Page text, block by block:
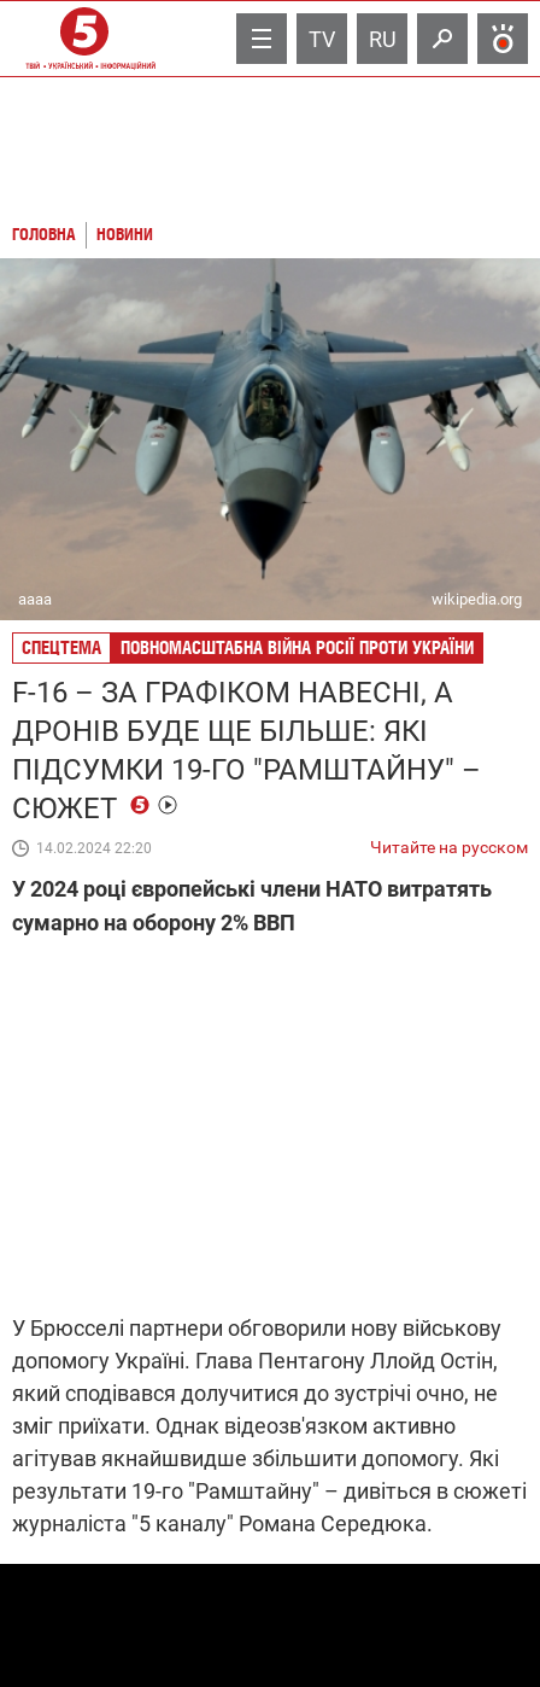
TV RU
ГОЛОВНА НОВИНИ
аааа wikipedia.org
СПЕЦТЕМА ПОВНОМАСШТАБНА ВІЙНА РОСІЇ ПРОТИ УКРАЇНИ
F-16 – ЗА ГРАФІКОМ НАВЕСНІ, А
ДРОНІВ БУДЕ ЩЕ БІЛЬШЕ: ЯКІ
ПІДСУМКИ 19-ГО "РАМШТАЙНУ" –
СЮЖЕТ
14.02.2024 22:20 Читайте на русском
У 2024 році європейські члени НАТО витратять
сумарно на оборону 2% ВВП
У Брюсселі партнери обговорили нову військову
допомогу Україні. Глава Пентагону Ллойд Остін,
який сподівався долучитися до зустрічі очно, не
зміг приїхати. Однак відеозв'язком активно
агітував якнайшвидше збільшити допомогу. Які
результати 19-го "Рамштайну" – дивіться в сюжеті
журналіста "5 каналу" Романа Середюка.